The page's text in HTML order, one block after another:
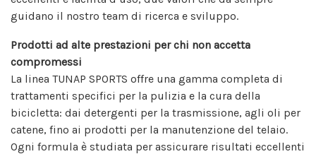
guidano il nostro team di ricerca e sviluppo.
Prodotti ad alte prestazioni per chi non accetta
compromessi
La linea TUNAP SPORTS offre una gamma completa di
trattamenti specifici per la pulizia e la cura della
bicicletta: dai detergenti per la trasmissione, agli oli per
catene, fino ai prodotti per la manutenzione del telaio.
Ogni formula è studiata per assicurare risultati eccellenti